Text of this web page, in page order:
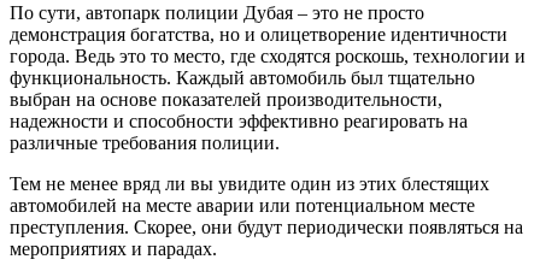
По сути, автопарк полиции Дубая – это не просто
демонстрация богатства, но и олицетворение идентичности
города. Ведь это то место, где сходятся роскошь, технологии и
функциональность. Каждый автомобиль был тщательно
выбран на основе показателей производительности,
надежности и способности эффективно реагировать на
различные требования полиции.
Тем не менее вряд ли вы увидите один из этих блестящих
автомобилей на месте аварии или потенциальном месте
преступления. Скорее, они будут периодически появляться на
мероприятиях и парадах.